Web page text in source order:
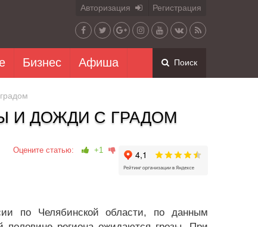
Авторизация Регистрация
Бизнес Афиша Поиск
И ДОЖДИ С ГРАДОМ
Оцените статью: +1
по Челябинской области, по данным